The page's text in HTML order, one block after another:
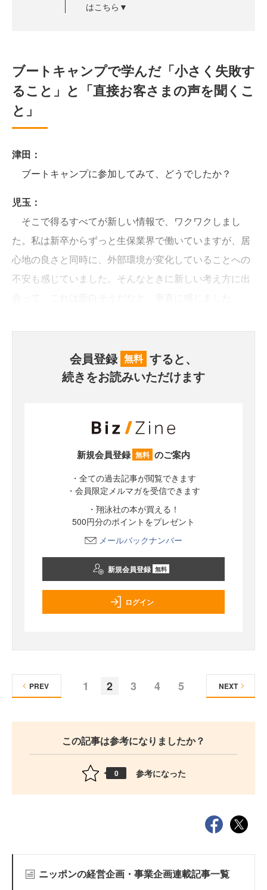
はこちら▼
ブートキャンプで学んだ「小さく失敗す
ること」と「直接お客さまの声を聞くこ
と」
津田：
ブートキャンプに参加してみて、どうでしたか？
児玉：
そこで得るすべてが新しい情報で、ワクワクしまし
た。私は新卒からずっと生保業界で働いていますが、居
心地の良さと同時に、外部環境が変化していることへの
不安も感じていました。そんなときに新しい考え方に出
会員登録 無料 すると、
続きをお読みいただけます
新規会員登録 無料 のご案内
・全ての過去記事が閲覧できます
・会員限定メルマガを受信できます
・翔泳社の本が買える！
500円分のポイントをプレゼント
メールバックナンバー
新規会員登録 無料
ログイン
1 2 3 4 5
PREV NEXT
この記事は参考になりましたか？
0 参考になった
ニッポンの経営企画・事業企画連載記事一覧